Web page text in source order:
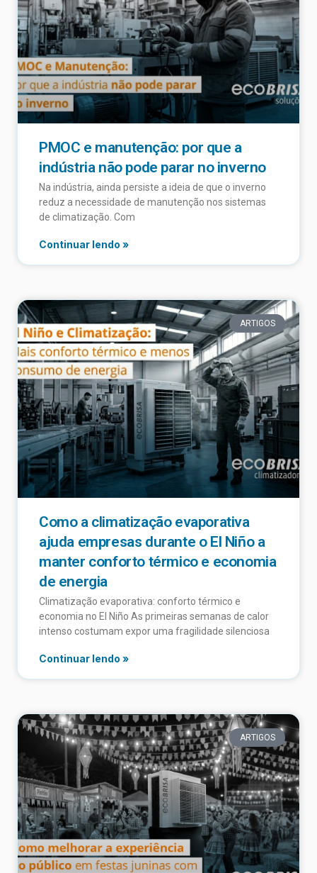
PMOC e manutenção: por que a
indústria não pode parar no inverno
Na indústria, ainda persiste a ideia de que o inverno
reduz a necessidade de manutenção nos sistemas
de climatização. Com
Continuar lendo »
ARTIGOS
Como a climatização evaporativa
ajuda empresas durante o El Niño a
manter conforto térmico e economia
de energia
Climatização evaporativa: conforto térmico e
economia no El Niño As primeiras semanas de calor
intenso costumam expor uma fragilidade silenciosa
Continuar lendo »
ARTIGOS